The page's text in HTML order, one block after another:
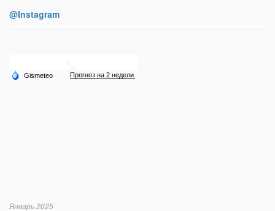
@Instagram
Январь 2025